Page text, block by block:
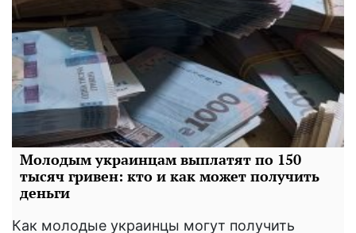
Молодым украинцам выплатят по 150
тысяч гривен: кто и как может получить
деньги
Как молодые украинцы могут получить